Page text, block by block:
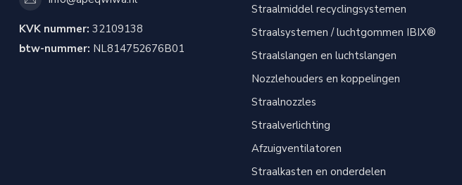
KVK nummer: 32109138
btw-nummer: NL814752676B01
Straalmiddel recyclingsystemen
Straalsystemen / luchtgommen IBIX®
Straalslangen en luchtslangen
Nozzlehouders en koppelingen
Straalnozzles
Straalverlichting
Afzuigventilatoren
Straalkasten en onderdelen